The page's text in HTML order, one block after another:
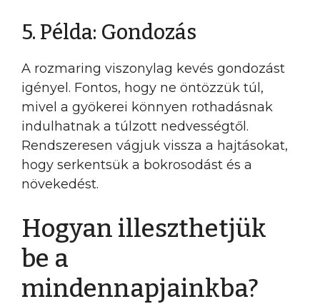
5. Példa: Gondozás
A rozmaring viszonylag kevés gondozást
igényel. Fontos, hogy ne öntözzük túl,
mivel a gyökerei könnyen rothadásnak
indulhatnak a túlzott nedvességtől.
Rendszeresen vágjuk vissza a hajtásokat,
hogy serkentsük a bokrosodást és a
növekedést.
Hogyan illeszthetjük
be a
mindennapjainkba?